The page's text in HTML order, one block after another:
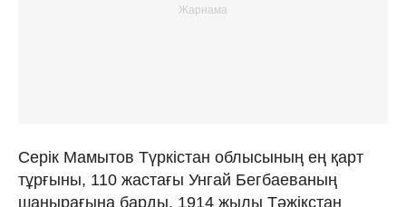
Серік Мамытов Түркістан облысының ең қарт
тұрғыны, 110 жастағы Унгай Бегбаеваның
шаңырағына барды. 1914 жылы Тәжікстан